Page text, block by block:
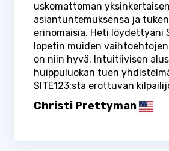
uskomattoman
asiantuntemuksensa ja
erinomaisia. Heti löydettyäni
lopetin muiden
on niin hyvä. Intuitiivisen
huippuluokan tuen
SITE123:sta erottuvan
Christi Prettyman